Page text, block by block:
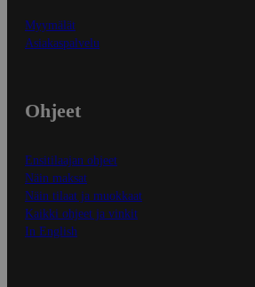
Myymälät
Asiakaspalvelu
Ohjeet
Ensitilaajan ohjeet
Näin maksat
Näin tilaat ja muokkaat
Kaikki ohjeet ja vinkit
In English